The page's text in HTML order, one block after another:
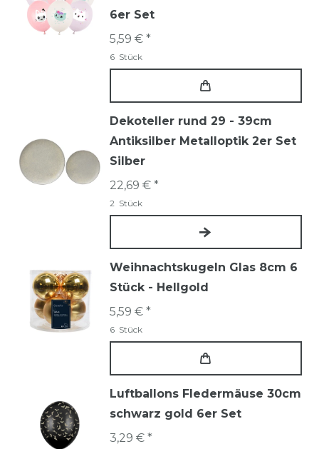
6er Set
5,59 € *
6 Stück
Dekoteller rund 29 - 39cm
Antiksilber Metalloptik 2er Set
Silber
22,69 € *
2 Stück
Weihnachtskugeln Glas 8cm 6
Stück - Hellgold
5,59 € *
6 Stück
Luftballons Fledermäuse 30cm
schwarz gold 6er Set
3,29 € *